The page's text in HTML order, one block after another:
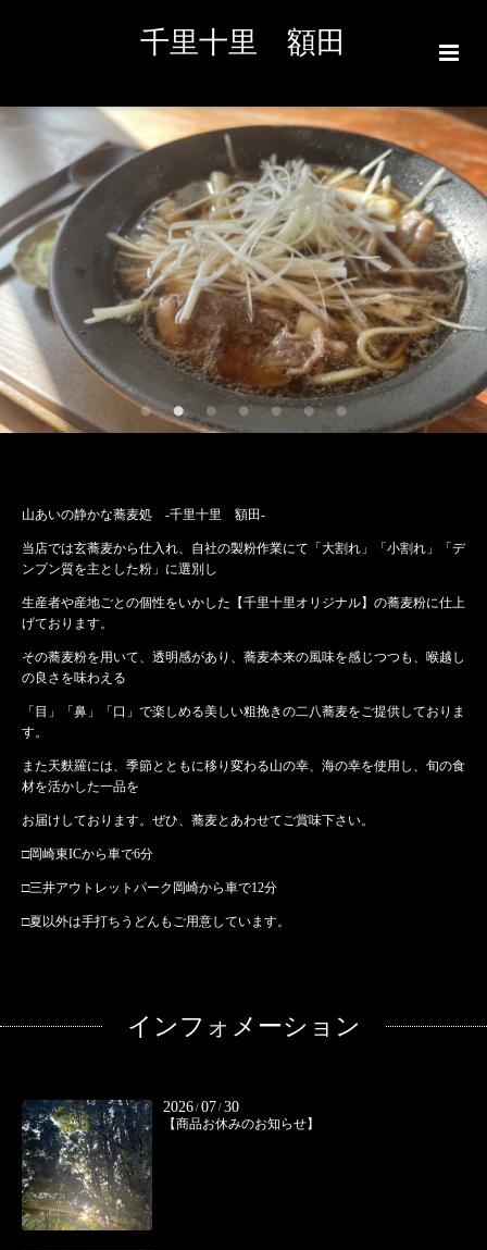
千里十里 額田
山あいの静かな蕎麦処 -千里十里 額田-
当店では玄蕎麦から仕入れ、自社の製粉作業にて「大割れ」「小割れ」「デ
ンプン質を主とした粉」に選別し
生産者や産地ごとの個性をいかした【千里十里オリジナル】の蕎麦粉に仕上
げております。
その蕎麦粉を用いて、透明感があり、蕎麦本来の風味を感じつつも、喉越し
の良さを味わえる
「目」「鼻」「口」で楽しめる美しい粗挽きの二八蕎麦をご提供しておりま
す。
また天麩羅には、季節とともに移り変わる山の幸、海の幸を使用し、旬の食
材を活かした一品を
お届けしております。ぜひ、蕎麦とあわせてご賞味下さい。
□岡崎東ICから車で6分
□三井アウトレットパーク岡崎から車で12分
□夏以外は手打ちうどんもご用意しています。
インフォメーション
2026 / 07 / 30
【商品お休みのお知らせ】